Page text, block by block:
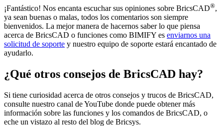
¡Fantástico! Nos encanta escuchar sus opiniones sobre BricsCAD®,
ya sean buenas o malas, todos los comentarios son siempre
bienvenidos. La mejor manera de hacernos saber lo que piensa
acerca de BricsCAD o funciones como BIMIFY es enviarnos una
solicitud de soporte y nuestro equipo de soporte estará encantado de
ayudarlo.
¿Qué otros consejos de BricsCAD hay?
Si tiene curiosidad acerca de otros consejos y trucos de BricsCAD,
consulte nuestro canal de YouTube donde puede obtener más
información sobre las funciones y los comandos de BricsCAD, o
eche un vistazo al resto del blog de Bricsys.